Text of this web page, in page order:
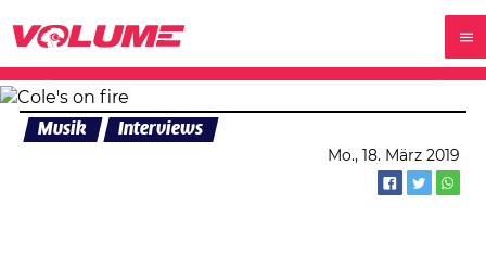
Musik Interviews
Mo., 18. März 2019